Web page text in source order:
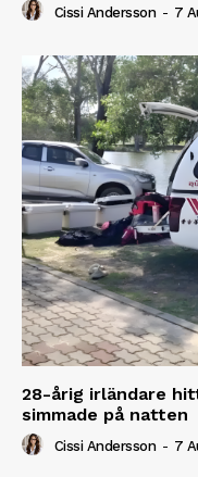
Cissi Andersson - 7
28-årig irländare
simmade på natten
Cissi Andersson - 7